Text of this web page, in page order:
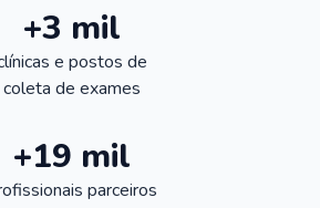
+3 mil
e postos de
coleta de exames
+19 mil
parceiros